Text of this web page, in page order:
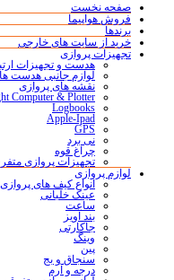
صفحه نخست
فروش هواپیما
برندها
خرید از سایت های خارجی
تجهیزات پروازی
هدست و تجهیزات
لوازم جانبی هدست ها
نقشه های پروازی
Computer & Plotter
Logbooks
Apple-Ipad
GPS
نی برد
چراغ قوه
تجهیزات پروازی
لوازم پروازی
انواع کیف های پروازی
عینک خلبانی
ساعت
بند آویز
جاکارتی
وینگ
پین
سنجاق و بج
درجه و آرم